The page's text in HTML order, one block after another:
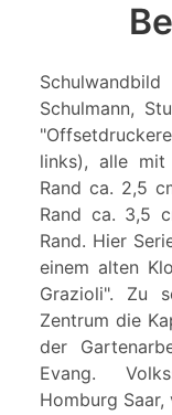
Schulmann,
links), alle mit
Rand ca. 2,5
Rand ca. 3,5
Rand. Hier
einem alten
Grazioli". Zu
Zentrum die
der
Evang.
Homburg Saar,